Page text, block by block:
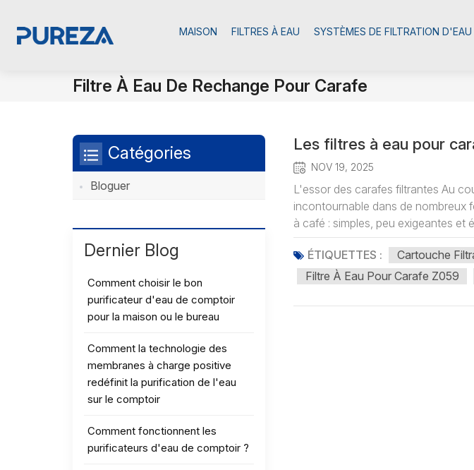
MAISON FILTRES À EAU SYSTÈMES DE FILTRATION D'EAU
Filtre À Eau De Rechange Pour Carafe
Les filtres à eau pour
NOV 19, 2025
L'essor des carafes filtrantes Au
incontournable dans de nombreux
à café : simples, peu exigeantes et
ÉTIQUETTES : Cartouche
Filtre À Eau Pour Carafe Z059
Catégories
Bloguer
Dernier Blog
Comment choisir le bon
purificateur d'eau de comptoir
pour la maison ou le bureau
Comment la technologie des
membranes à charge positive
redéfinit la purification de l'eau
sur le comptoir
Comment fonctionnent les
purificateurs d'eau de comptoir ?